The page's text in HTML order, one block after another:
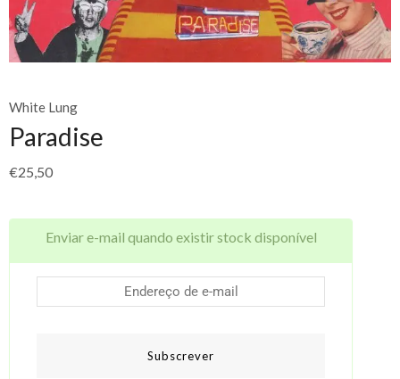
White Lung
Paradise
€25,50
Enviar e-mail quando existir stock disponível
Subscrever